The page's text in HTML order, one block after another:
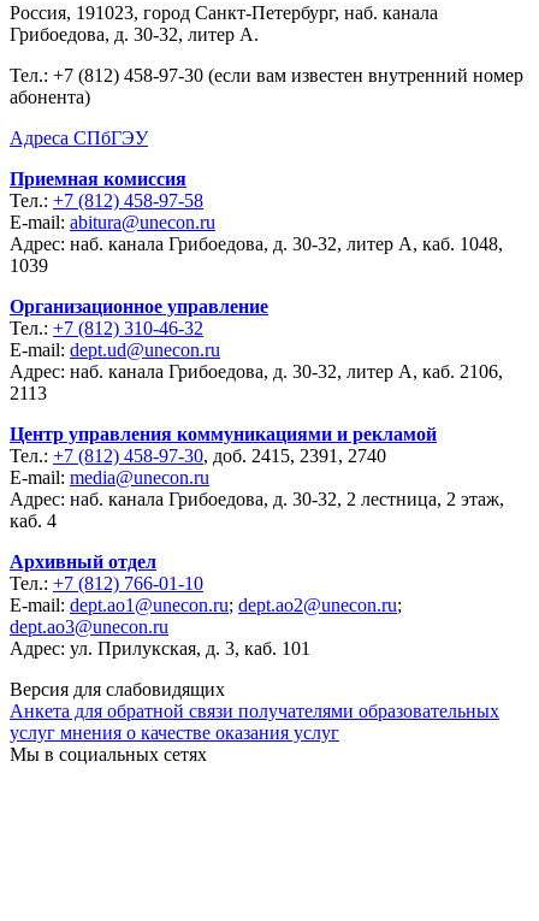
Россия, 191023, город Санкт-Петербург, наб. канала
Грибоедова, д. 30-32, литер А.
Тел.: +7 (812) 458-97-30 (если вам известен внутренний номер
абонента)
Адреса СПбГЭУ
Приемная комиссия
Тел.: +7 (812) 458-97-58
E-mail: abitura@unecon.ru
Адрес: наб. канала Грибоедова, д. 30-32, литер А, каб. 1048,
1039
Организационное управление
Тел.: +7 (812) 310-46-32
E-mail: dept.ud@unecon.ru
Адрес: наб. канала Грибоедова, д. 30-32, литер А, каб. 2106,
2113
Центр управления коммуникациями и рекламой
Тел.: +7 (812) 458-97-30, доб. 2415, 2391, 2740
E-mail: media@unecon.ru
Адрес: наб. канала Грибоедова, д. 30-32, 2 лестница, 2 этаж,
каб. 4
Архивный отдел
Тел.: +7 (812) 766-01-10
E-mail: dept.ao1@unecon.ru; dept.ao2@unecon.ru;
dept.ao3@unecon.ru
Адрес: ул. Прилукская, д. 3, каб. 101
Версия для слабовидящих
Анкета для обратной связи получателями образовательных
услуг мнения о качестве оказания услуг
Мы в социальных сетях